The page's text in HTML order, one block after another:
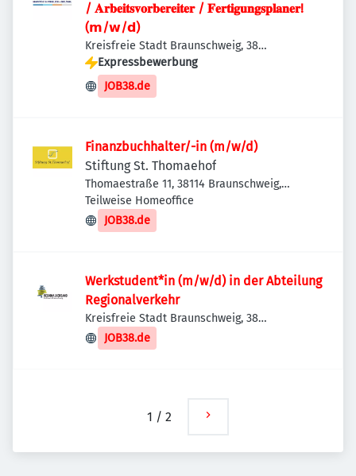
/ 𝐀𝐫𝐛𝐞𝐢𝐭𝐬𝐯𝐨𝐫𝐛𝐞𝐫𝐞𝐢𝐭𝐞𝐫 / 𝐅𝐞𝐫𝐭𝐢𝐠𝐮𝐧𝐠𝐬𝐩𝐥𝐚𝐧𝐞𝐫!
(𝗺/𝘄/𝗱)
Kreisfreie Stadt Braunschweig, 38
Braunschweig, Deutschland
Expressbewerbung
JOB38.de
Finanzbuchhalter/-in (m/w/d)
Stiftung St. Thomaehof
Thomaestraße 11, 38114 Braunschweig,
Deutschland
Teilweise Homeoffice
JOB38.de
Werkstudent*in (m/w/d) in der Abteilung
Regionalverkehr
Kreisfreie Stadt Braunschweig, 38
Braunschweig, Deutschland
JOB38.de
1 / 2